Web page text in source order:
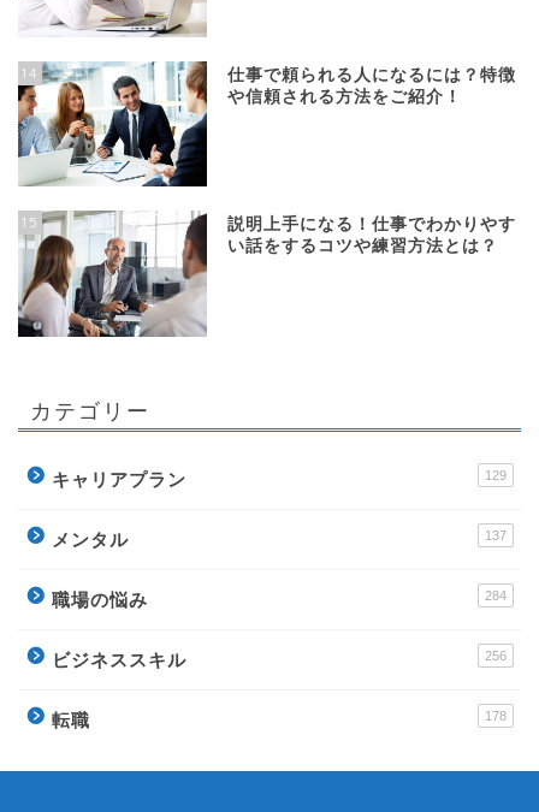
14
仕事で頼られる人になるには？特徴
や信頼される方法をご紹介！
15
説明上手になる！仕事でわかりやす
い話をするコツや練習方法とは？
カテゴリー
キャリアプラン 129
メンタル 137
職場の悩み 284
ビジネススキル 256
転職 178